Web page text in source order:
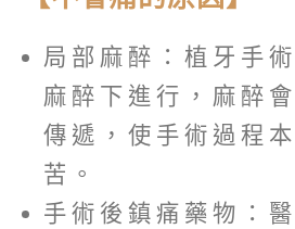
局部麻醉：植牙手
麻醉下進行，麻醉
傳遞，使手術過程
苦。
手術後鎮痛藥物：